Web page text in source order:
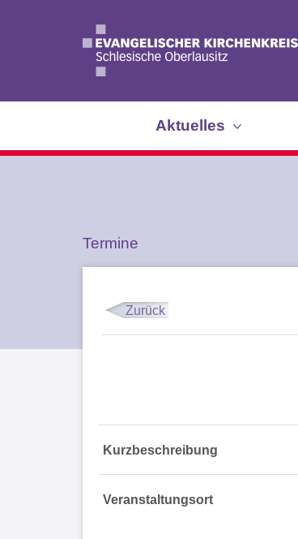
Aktuelles
Termine
Zurück
Kurzbeschreibung
Veranstaltungsort